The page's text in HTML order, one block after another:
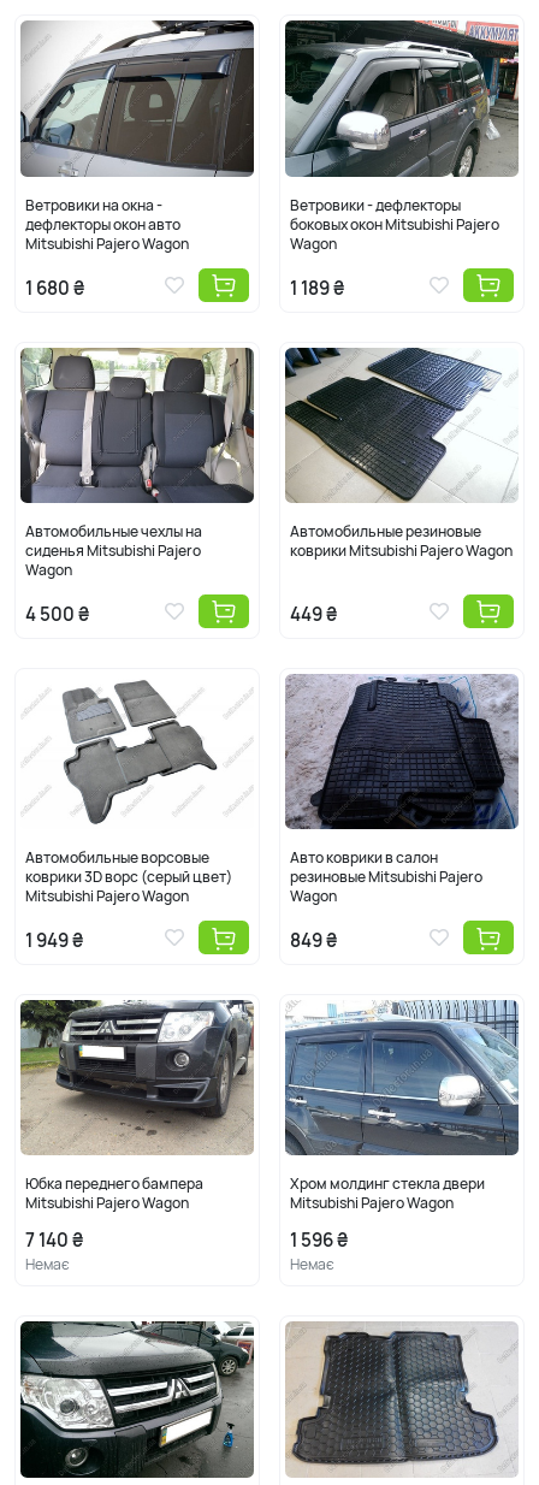
Ветровики на окна -
дефлекторы окон авто
Mitsubishi Pajero Wagon
1 680 ₴
Ветровики - дефлекторы
боковых окон Mitsubishi Pajero
Wagon
1 189 ₴
Автомобильные чехлы на
сиденья Mitsubishi Pajero
Wagon
4 500 ₴
Автомобильные резиновые
коврики Mitsubishi Pajero Wagon
449 ₴
Автомобильные ворсовые
коврики 3D ворс (серый цвет)
Mitsubishi Pajero Wagon
1 949 ₴
Авто коврики в салон
резиновые Mitsubishi Pajero
Wagon
849 ₴
Юбка переднего бампера
Mitsubishi Pajero Wagon
7 140 ₴
Немає
Хром молдинг стекла двери
Mitsubishi Pajero Wagon
1 596 ₴
Немає